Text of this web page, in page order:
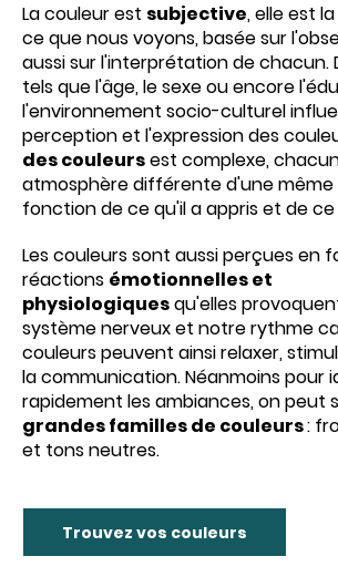
La couleur est subjective, elle est
ce que nous voyons, basée sur
aussi sur l'interprétation de chacun.
tels que l'âge, le sexe ou encore
l'environnement socio-culturel
perception et l'expression des
des couleursest complexe,
atmosphère différente d'une même
fonction de ce qu'il a appris et de
Les couleurs sont aussi perçues en
réactions émotionnelles et
physiologiquesqu'elles
système nerveux et notre rythme
couleurs peuvent ainsi relaxer,
la communication. Néanmoins pour
rapidement les ambiances, on peut
grandes familles de couleurs:
et tons neutres.
Trouvez vos couleurs